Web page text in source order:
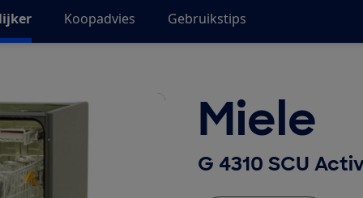
Koopadvies Gebruikstips
Miele
G 4310 SCU